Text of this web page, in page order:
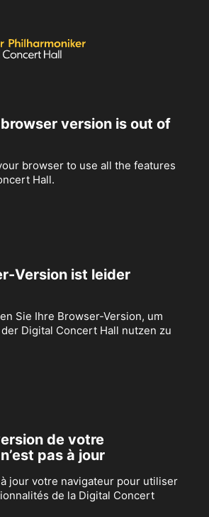
version is out of
browser to use all the features
Hall.
Version ist leider
Sie Ihre Browser-Version, um
Digital Concert Hall nutzen zu
de votre
pas à jour
jour votre navigateur pour utiliser
de la Digital Concert